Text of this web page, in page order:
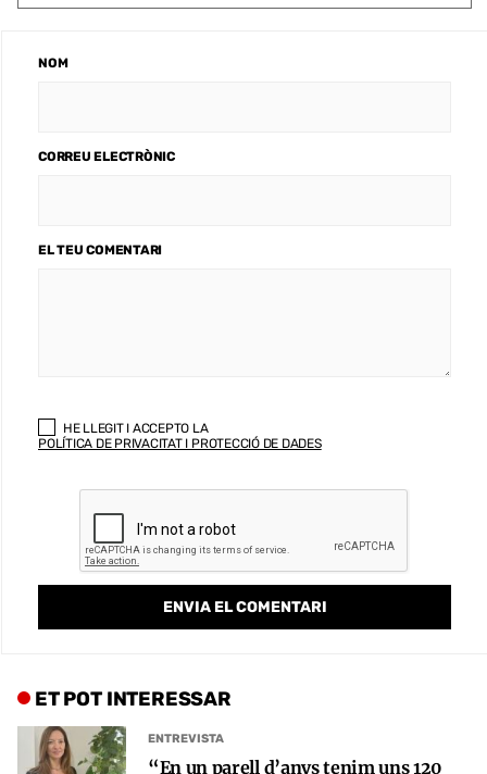
NOM
CORREU ELECTRÒNIC
EL TEU COMENTARI
HE LLEGIT I ACCEPTO LA
POLÍTICA DE PRIVACITAT I PROTECCIÓ DE DADES
ET POT INTERESSAR
ENTREVISTA
“En un parell d’anys tenim uns 120